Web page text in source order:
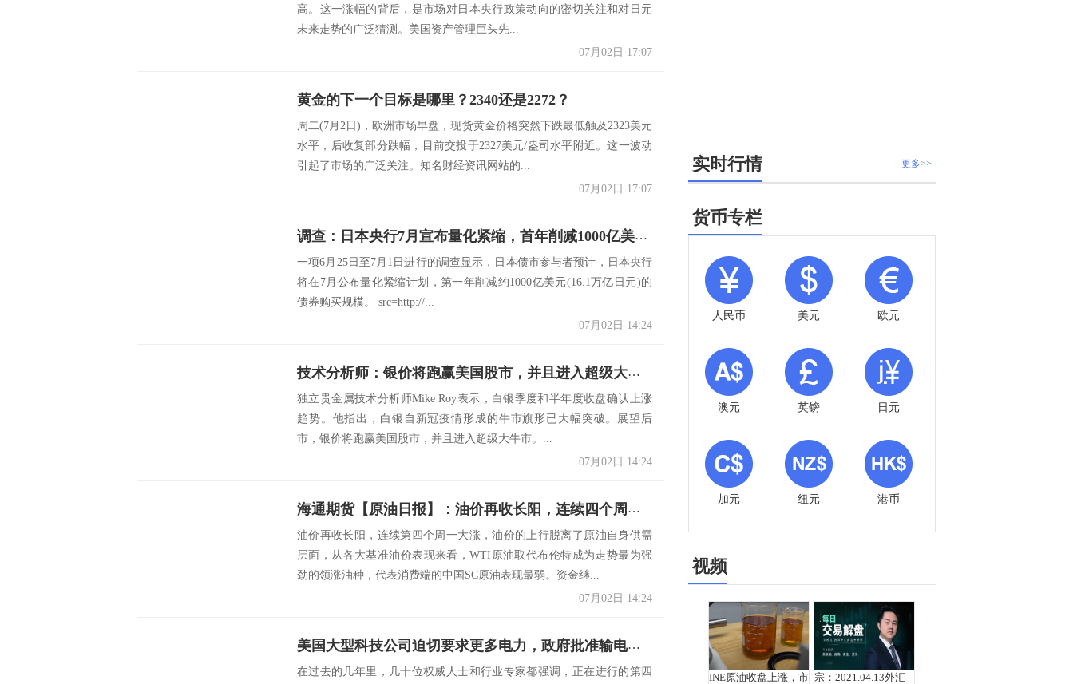
高。这一涨幅的背后，是市场对日本央行政策动向的密切关注和对日元
未来走势的广泛猜测。美国资产管理巨头先...
07月02日 17:07
黄金的下一个目标是哪里？2340还是2272？
周二(7月2日)，欧洲市场早盘，现货黄金价格突然下跌最低触及2323美元
水平，后收复部分跌幅，目前交投于2327美元/盎司水平附近。这一波动
引起了市场的广泛关注。知名财经资讯网站的...
07月02日 17:07
调查：日本央行7月宣布量化紧缩，首年削减1000亿美元购债规模
一项6月25日至7月1日进行的调查显示，日本债市参与者预计，日本央行
将在7月公布量化紧缩计划，第一年削减约1000亿美元(16.1万亿日元)的
债券购买规模。 src=http://...
07月02日 14:24
技术分析师：银价将跑赢美国股市，并且进入超级大牛市
独立贵金属技术分析师Mike Roy表示，白银季度和半年度收盘确认上涨
趋势。他指出，白银自新冠疫情形成的牛市旗形已大幅突破。展望后
市，银价将跑赢美国股市，并且进入超级大牛市。...
07月02日 14:24
海通期货【原油日报】：油价再收长阳，连续四个周一大涨
油价再收长阳，连续第四个周一大涨，油价的上行脱离了原油自身供需
层面，从各大基准油价表现来看，WTI原油取代布伦特成为走势最为强
劲的领涨油种，代表消费端的中国SC原油表现最弱。资金继...
07月02日 14:24
美国大型科技公司迫切要求更多电力，政府批准输电升级计划
在过去的几年里，几十位权威人士和行业专家都强调，正在进行的第四
更多>>
实时行情
货币专栏
人民币 美元 欧元
澳元 英镑 日元
加元 纽元 港币
视频
INE原油收盘上涨，市 宗：2021.04.13外汇